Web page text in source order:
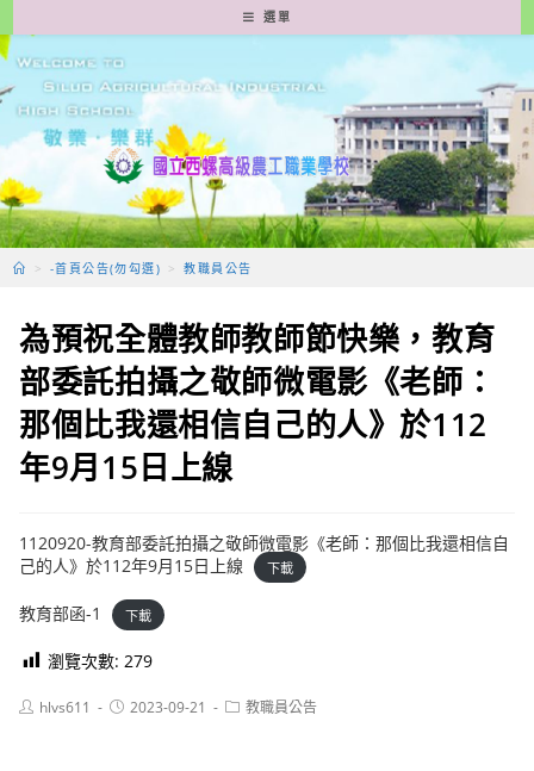
轉
至
要
容
選單
> -首頁公告(勿勾選) > 教職員公告
為預祝全體教師教師節快樂，教育
部委託拍攝之敬師微電影《老師：
那個比我還相信自己的人》於112
年9月15日上線
1120920-教育部委託拍攝之敬師微電影《老師：那個比我還相信自
己的人》於112年9月15日上線
下載
教育部函-1 下載
瀏覽次數: 279
Posthlvs611
Post2023-09-21
Post教職員公告